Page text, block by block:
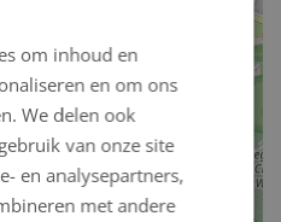
Paulus
van
om inhoud en
en om ons
We delen ook
van onze site
en analysepartners,
met andere